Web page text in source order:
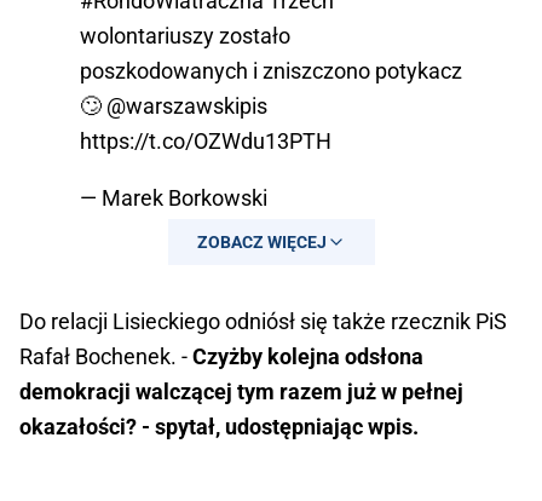
wolontariuszy zostało
poszkodowanych i zniszczono potykacz
🙄 @warszawskipis
https://t.co/OZWdu13PTH
— Marek Borkowski
(@MarekBorkowski0)July 29, 2025
ZOBACZ WIĘCEJ
Do relacji Lisieckiego odniósł się także rzecznik PiS
Rafał Bochenek. -Czyżby kolejna odsłona
demokracji walczącej tym razem już w pełnej
okazałości? - spytał, udostępniając wpis.